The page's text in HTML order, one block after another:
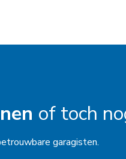
of toch
garagisten.